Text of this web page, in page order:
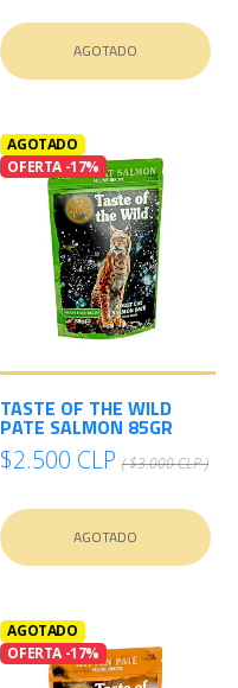
AGOTADO
AGOTADO
OFERTA -17%
TASTE OF THE WILD
PATE SALMON 85GR
$2.500 CLP ( $3.000 CLP )
AGOTADO
AGOTADO
OFERTA -17%